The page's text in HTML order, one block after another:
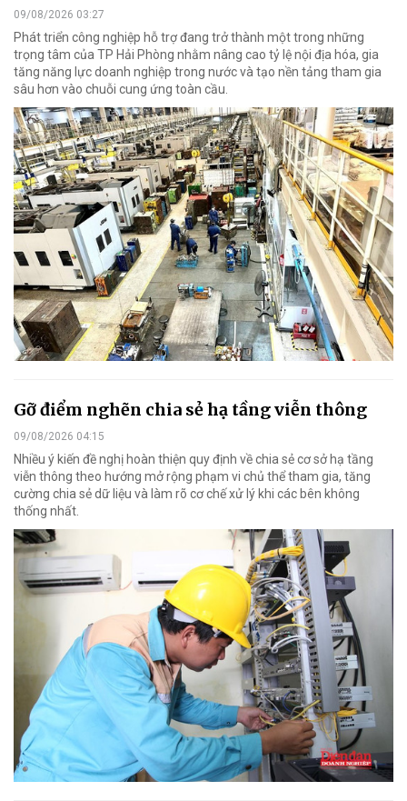
09/08/2026 03:27
Phát triển công nghiệp hỗ trợ đang trở thành một trong những
trọng tâm của TP Hải Phòng nhằm nâng cao tỷ lệ nội địa hóa, gia
tăng năng lực doanh nghiệp trong nước và tạo nền tảng tham gia
sâu hơn vào chuỗi cung ứng toàn cầu.
Gỡ điểm nghẽn chia sẻ hạ tầng viễn thông
09/08/2026 04:15
Nhiều ý kiến đề nghị hoàn thiện quy định về chia sẻ cơ sở hạ tầng
viễn thông theo hướng mở rộng phạm vi chủ thể tham gia, tăng
cường chia sẻ dữ liệu và làm rõ cơ chế xử lý khi các bên không
thống nhất.